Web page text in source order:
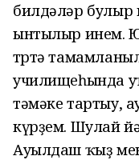
билдәләр булыр
ынтылыр инем.
төртә
училищеһында
тәмәке тартыу,
күрҙем. Шулай
Ауылдаш ҡыҙ